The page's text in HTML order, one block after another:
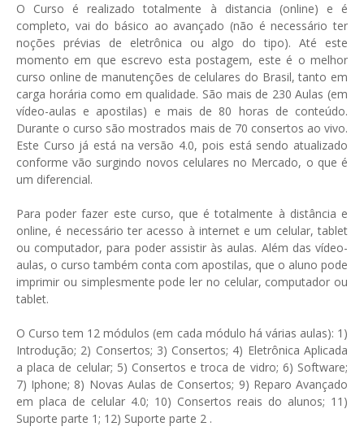
O Curso é realizado totalmente à distancia (online) e é
completo, vai do básico ao avançado (não é necessário ter
noções prévias de eletrônica ou algo do tipo). Até este
momento em que escrevo esta postagem, este é o melhor
curso online de manutenções de celulares do Brasil, tanto em
carga horária como em qualidade. São mais de 230 Aulas (em
vídeo-aulas e apostilas) e mais de 80 horas de conteúdo.
Durante o curso são mostrados mais de 70 consertos ao vivo.
Este Curso já está na versão 4.0, pois está sendo atualizado
conforme vão surgindo novos celulares no Mercado, o que é
um diferencial.
Para poder fazer este curso, que é totalmente à distância e
online, é necessário ter acesso à internet e um celular, tablet
ou computador, para poder assistir às aulas. Além das vídeo-
aulas, o curso também conta com apostilas, que o aluno pode
imprimir ou simplesmente pode ler no celular, computador ou
tablet.
O Curso tem 12 módulos (em cada módulo há várias aulas): 1)
Introdução; 2) Consertos; 3) Consertos; 4) Eletrônica Aplicada
a placa de celular; 5) Consertos e troca de vidro; 6) Software;
7) Iphone; 8) Novas Aulas de Consertos; 9) Reparo Avançado
em placa de celular 4.0; 10) Consertos reais do alunos; 11)
Suporte parte 1; 12) Suporte parte 2 .